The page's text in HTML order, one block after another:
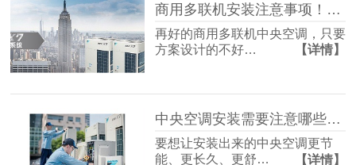
商用多联机安装注意事项！「国佳冷暖」
再好的商用多联机中央空调，只要
方案设计的不好…
【详情】
中央空调安装需要注意哪些事情？「国佳冷暖」
要想让安装出来的中央空调更节
能、更长久、更舒…
【详情】